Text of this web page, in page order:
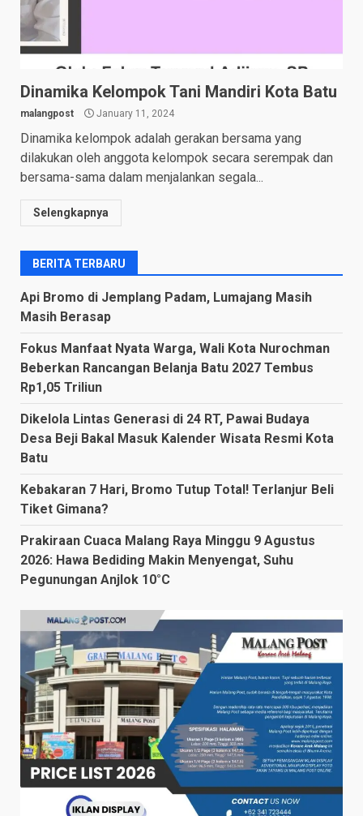
Dinamika Kelompok Tani Mandiri Kota Batu
malangpost January 11, 2024
Dinamika kelompok adalah gerakan bersama yang
dilakukan oleh anggota kelompok secara serempak dan
bersama-sama dalam menjalankan segala...
Selengkapnya
BERITA TERBARU
Api Bromo di Jemplang Padam, Lumajang Masih
Masih Berasap
Fokus Manfaat Nyata Warga, Wali Kota Nurochman
Beberkan Rancangan Belanja Batu 2027 Tembus
Rp1,05 Triliun
Dikelola Lintas Generasi di 24 RT, Pawai Budaya
Desa Beji Bakal Masuk Kalender Wisata Resmi Kota
Batu
Kebakaran 7 Hari, Bromo Tutup Total! Terlanjur Beli
Tiket Gimana?
Prakiraan Cuaca Malang Raya Minggu 9 Agustus
2026: Hawa Bediding Makin Menyengat, Suhu
Pegunungan Anjlok 10°C